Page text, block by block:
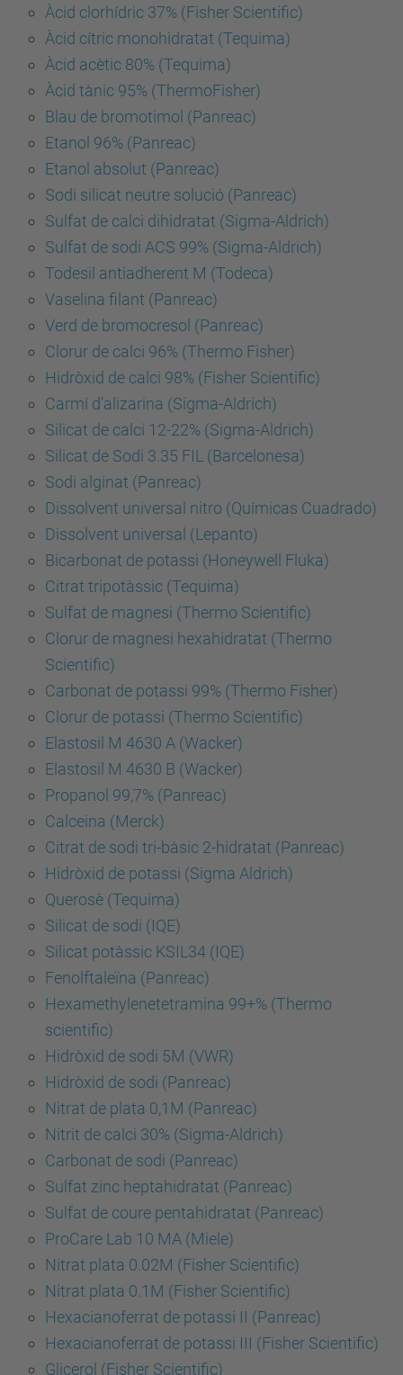
Àcid clorhídric 37% (Fisher Scientific)
Àcid cítric monohidratat (Tequima)
Àcid acètic 80% (Tequima)
Àcid tànic 95% (ThermoFisher)
Blau de bromotimol (Panreac)
Etanol 96% (Panreac)
Etanol absolut (Panreac)
Sodi silicat neutre solució (Panreac)
Sulfat de calci dihidratat (Sigma-Aldrich)
Sulfat de sodi ACS 99% (Sigma-Aldrich)
Todesil antiadherent M (Todeca)
Vaselina filant (Panreac)
Verd de bromocresol (Panreac)
Clorur de calci 96% (Thermo Fisher)
Hidròxid de calci 98% (Fisher Scientific)
Carmí d'alizarina (Sigma-Aldrich)
Silicat de calci 12-22% (Sigma-Aldrich)
Silicat de Sodi 3.35 FIL (Barcelonesa)
Sodi alginat (Panreac)
Dissolvent universal nitro (Químicas Cuadrado)
Dissolvent universal (Lepanto)
Bicarbonat de potassi (Honeywell Fluka)
Citrat tripotàssic (Tequima)
Sulfat de magnesi (Thermo Scientific)
Clorur de magnesi hexahidratat (Thermo
Scientific)
Carbonat de potassi 99% (Thermo Fisher)
Clorur de potassi (Thermo Scientific)
Elastosil M 4630 A (Wacker)
Elastosil M 4630 B (Wacker)
Propanol 99,7% (Panreac)
Calceina (Merck)
Citrat de sodi tri-bàsic 2-hidratat (Panreac)
Hidròxid de potassi (Sigma Aldrich)
Querosè (Tequima)
Silicat de sodi (IQE)
Silicat potàssic KSIL34 (IQE)
Fenolftaleïna (Panreac)
Hexamethylenetetramina 99+% (Thermo
scientific)
Hidròxid de sodi 5M (VWR)
Hidròxid de sodi (Panreac)
Nitrat de plata 0,1M (Panreac)
Nitrit de calci 30% (Sigma-Aldrich)
Carbonat de sodi (Panreac)
Sulfat zinc heptahidratat (Panreac)
Sulfat de coure pentahidratat (Panreac)
ProCare Lab 10 MA (Miele)
Nitrat plata 0.02M (Fisher Scientific)
Nitrat plata 0.1M (Fisher Scientific)
Hexacianoferrat de potassi II (Panreac)
Hexacianoferrat de potassi III (Fisher Scientific)
Glicerol (Fisher Scientific)